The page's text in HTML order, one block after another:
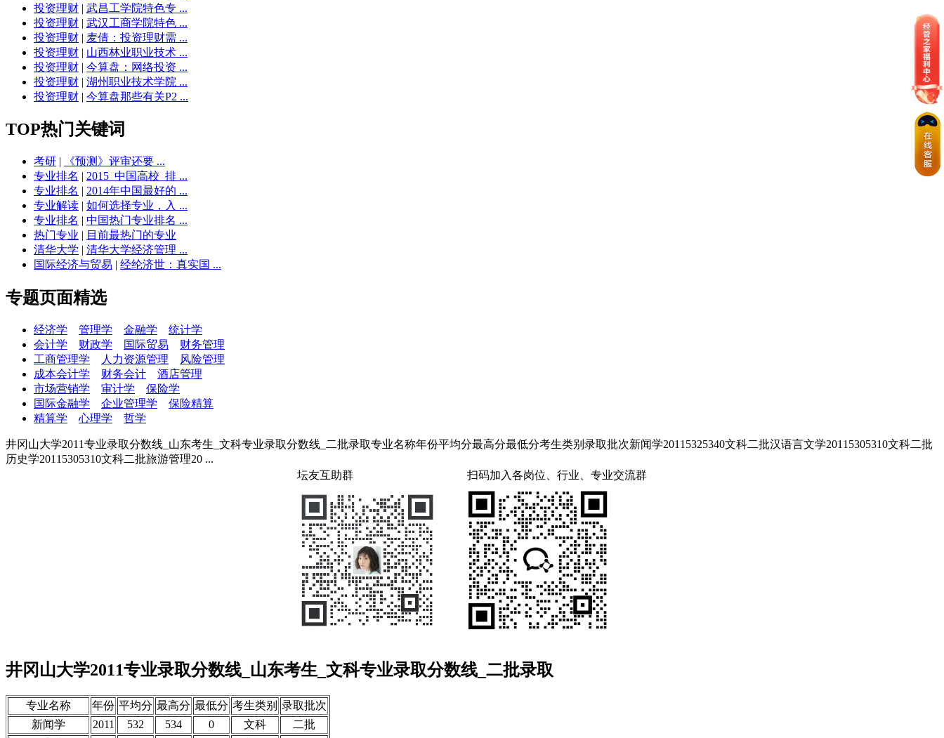
投资理财 | 武昌工学院特色专 ...
投资理财 | 武汉工商学院特色 ...
投资理财 | 麦倩：投资理财需 ...
投资理财 | 山西林业职业技术 ...
投资理财 | 今算盘：网络投资 ...
投资理财 | 湖州职业技术学院 ...
投资理财 | 今算盘那些有关P2 ...
TOP热门关键词
考研 |
《预测》评审还要 ...
专业排名 | 2015_中国高校_排 ...
专业排名 | 2014年中国最好的 ...
专业解读 | 如何选择专业，入 ...
专业排名 | 中国热门专业排名 ...
热门专业 | 目前最热门的专业
清华大学 | 清华大学经济管理 ...
国际经济与贸易 | 经纶济世：真实国 ...
专题页面精选
经济学 管理学 金融学
统计学
会计学
财政学 国际贸易
财务管理
工商管理学
人力资源管理
风险管理
成本会计学
财务会计
酒店管理
市场营销学
审计学
保险学
国际金融学
企业管理学
保险精算
精算学
心理学 哲学
井冈山大学2011专业录取分数线_山东考生_文科专业录取分数线_二批录取专业名称年份平均分最高分最低分考生类别录取批次新闻学20115325340文科二批汉语言文学20115305310文科二批
历史学20115305310文科二批旅游管理20 ...
坛友互助群
扫码加入各岗位、行业、专业交流群
井冈山大学2011专业录取分数线_山东考生_文科专业录取分数线_二批录取
专业名称 年份 平均分 最高分 最低分 考生类别 录取批次
新闻学
2011 532 534 0 文科
二批